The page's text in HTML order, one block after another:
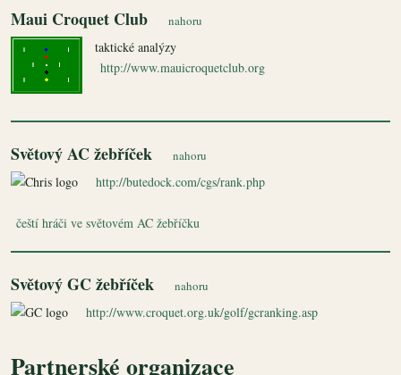
Maui Croquet Club nahoru
taktické analýzy
http://www.mauicroquetclub.org
Světový AC žebříček nahoru
http://butedock.com/cgs/rank.php
čeští hráči ve světovém AC žebříčku
Světový GC žebříček nahoru
http://www.croquet.org.uk/golf/gcranking.asp
Partnerské organizace